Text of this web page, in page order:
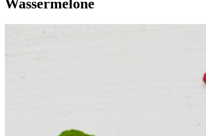
Wassermelone